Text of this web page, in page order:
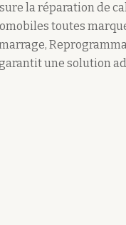
la réparation de
toutes
une solution